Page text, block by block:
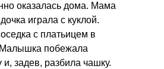
оказалась дома. Мама
играла с куклой.
с платьицем в
побежала
и, задев, разбила чашку.